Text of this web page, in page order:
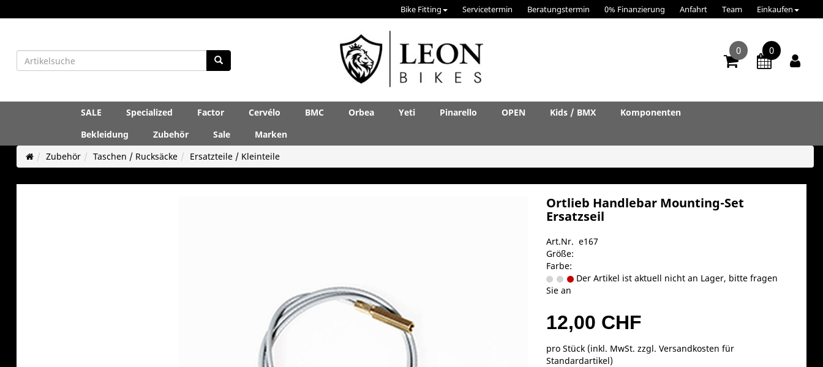
Bike Fitting Servicetermin Beratungstermin 0% Finanzierung Anfahrt Team Einkaufen
0 0
SALE Specialized Factor Cervélo BMC Orbea Yeti Pinarello OPEN Kids / BMX
Komponenten
Bekleidung
Zubehör Sale
Marken
Zubehör
Taschen / Rucksäcke Ersatzteile / Kleinteile
Ortlieb Handlebar Mounting-Set
Ersatzseil
Art.Nr. e167
Größe:
Farbe:
Der Artikel ist aktuell nicht an Lager, bitte fragen
Sie an
12,00 CHF
pro Stück (inkl. MwSt. zzgl.Versandkosten für
Standardartikel)